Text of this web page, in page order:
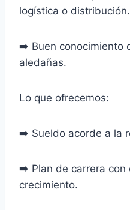
logística o distribución.
➡️ Buen conocimiento
aledañas.
Lo que ofrecemos:
➡️ Sueldo acorde a la
➡️ Plan de carrera con
crecimiento.